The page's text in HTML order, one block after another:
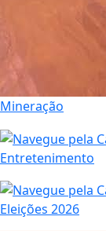
Mineração
Entretenimento
Eleições 2026